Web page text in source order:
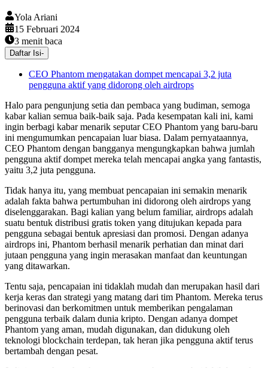
Yola Ariani
15 Februari 2024
3 menit baca
Daftar Isi-
CEO Phantom mengatakan dompet mencapai 3,2 juta
pengguna aktif yang didorong oleh airdrops
Halo para pengunjung setia dan pembaca yang budiman, semoga
kabar kalian semua baik-baik saja. Pada kesempatan kali ini, kami
ingin berbagi kabar menarik seputar CEO Phantom yang baru-baru
ini mengumumkan pencapaian luar biasa. Dalam pernyataannya,
CEO Phantom dengan bangganya mengungkapkan bahwa jumlah
pengguna aktif dompet mereka telah mencapai angka yang fantastis,
yaitu 3,2 juta pengguna.
Tidak hanya itu, yang membuat pencapaian ini semakin menarik
adalah fakta bahwa pertumbuhan ini didorong oleh airdrops yang
diselenggarakan. Bagi kalian yang belum familiar, airdrops adalah
suatu bentuk distribusi gratis token yang ditujukan kepada para
pengguna sebagai bentuk apresiasi dan promosi. Dengan adanya
airdrops ini, Phantom berhasil menarik perhatian dan minat dari
jutaan pengguna yang ingin merasakan manfaat dan keuntungan
yang ditawarkan.
Tentu saja, pencapaian ini tidaklah mudah dan merupakan hasil dari
kerja keras dan strategi yang matang dari tim Phantom. Mereka terus
berinovasi dan berkomitmen untuk memberikan pengalaman
pengguna terbaik dalam dunia kripto. Dengan adanya dompet
Phantom yang aman, mudah digunakan, dan didukung oleh
teknologi blockchain terdepan, tak heran jika pengguna aktif terus
bertambah dengan pesat.